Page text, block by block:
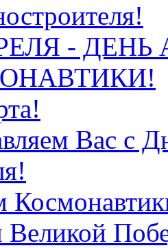
-
Вас с
Великой